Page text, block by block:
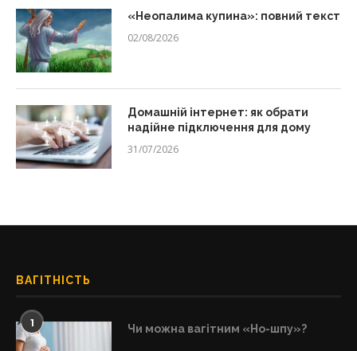
«Неопалима купина»: повний текст
02/08/2026
Домашній інтернет: як обрати
надійне підключення для дому
31/07/2026
ВАГІТНІСТЬ
1 Чи можна вагітним «Но-шпу»?